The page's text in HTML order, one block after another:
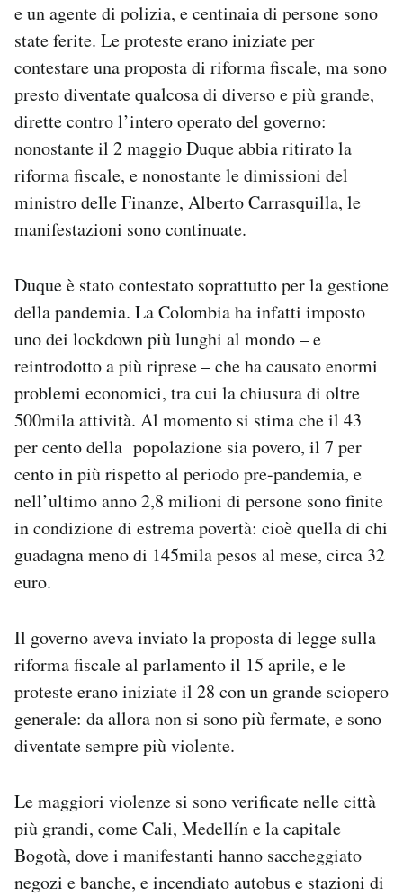
Notifiche mobile
Regala il Post
Hai bisogno di aiuto?
Esci
e un agente di polizia, e centinaia di persone sono
state ferite. Le proteste erano iniziate per
contestare una proposta di riforma fiscale, ma sono
presto diventate qualcosa di diverso e più grande,
dirette contro l’intero operato del governo:
nonostante il 2 maggio Duque abbia ritirato la
riforma fiscale, e nonostante le dimissioni del
ministro delle Finanze, Alberto Carrasquilla, le
manifestazioni sono continuate.
Duque è stato contestato soprattutto per la gestione
della pandemia. La Colombia ha infatti imposto
uno dei lockdown più lunghi al mondo – e
reintrodotto a più riprese – che ha causato enormi
problemi economici, tra cui la chiusura di oltre
500mila attività. Al momento si stima che il 43
per cento della popolazione sia povero, il 7 per
cento in più rispetto al periodo pre-pandemia, e
nell’ultimo anno 2,8 milioni di persone sono finite
in condizione di estrema povertà: cioè quella di chi
guadagna meno di 145mila pesos al mese, circa 32
euro.
Il governo aveva inviato la proposta di legge sulla
riforma fiscale al parlamento il 15 aprile, e le
proteste erano iniziate il 28 con un grande sciopero
generale: da allora non si sono più fermate, e sono
diventate sempre più violente.
Le maggiori violenze si sono verificate nelle città
più grandi, come Cali, Medellín e la capitale
Bogotà, dove i manifestanti hanno saccheggiato
negozi e banche, e incendiato autobus e stazioni di